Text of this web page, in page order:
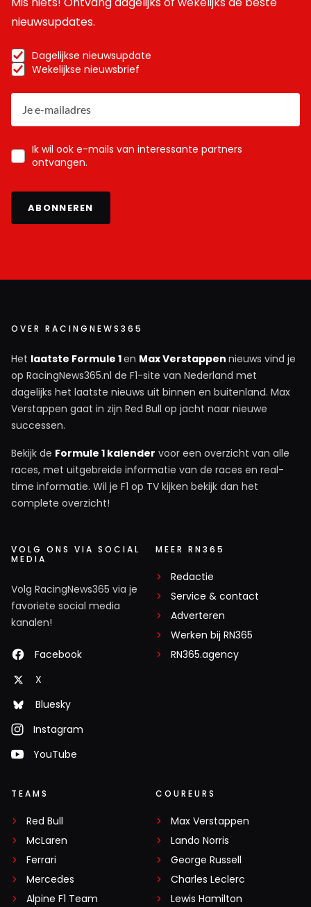
nieuwsupdates.
Dagelijkse nieuwsupdate
Wekelijkse nieuwsbrief
Ik wil ook e-mails van interessante partners
ontvangen.
ABONNEREN
OVER RACINGNEWS365
Het laatste Formule 1en Max Verstappen nieuws vind je
op RacingNews365.nl de F1-site van Nederland met
dagelijks het laatste nieuws uit binnen en buitenland. Max
Verstappen gaat in zijn Red Bull op jacht naar nieuwe
successen.
Bekijk de Formule 1 kalender voor een overzicht van alle
races, met uitgebreide informatie van de races en real-
time informatie. Wil je F1 op TV kijken bekijk dan het
complete overzicht!
VOLG ONS VIA SOCIAL
MEDIA
Volg RacingNews365 via je
favoriete social media
kanalen!
Facebook
X
Bluesky
Instagram
YouTube
MEER RN365
Redactie
Service & contact
Adverteren
Werken bij RN365
RN365.agency
TEAMS
Red Bull
McLaren
Ferrari
Mercedes
Alpine F1 Team
COUREURS
Max Verstappen
Lando Norris
George Russell
Charles Leclerc
Lewis Hamilton